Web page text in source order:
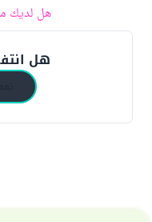
هل لديك
هل